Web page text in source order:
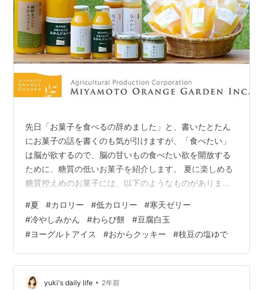
先日「お菓子を食べるの辞めました」と、書いたとたん
にお菓子の話を書くのも気が引けますが、「食べたい」
は脳が欲するので、脳の甘いもの食べたい欲を開放する
ために、糖質の低いお菓子を紹介します。 夏に楽しめる
糖質控えめのお菓子には、以下のようなものがありま
ん：シンプルで爽やかな果物のデザート わらび餅：きな
粉をかけて食べる伝統的な和菓子 豆腐白玉：豆腐を使用
して糖質を抑えた白玉 cookpad.com ヨーグルトアイ
ス：砂糖を控えめにした手作りアイス 混ぜて冷やすだけ
でお手軽♪ヨーグルトアイスの絶品レシピ21選の人気レシ
ピ・作り方 | DELISH…
#夏 #カロリー #低カロリー #寒天ゼリー
#冷やしみかん #わらび餅 #豆腐白玉
#ヨーグルトアイス #おからクッキー #枝豆の塩ゆで
yuki's daily life • 2年前